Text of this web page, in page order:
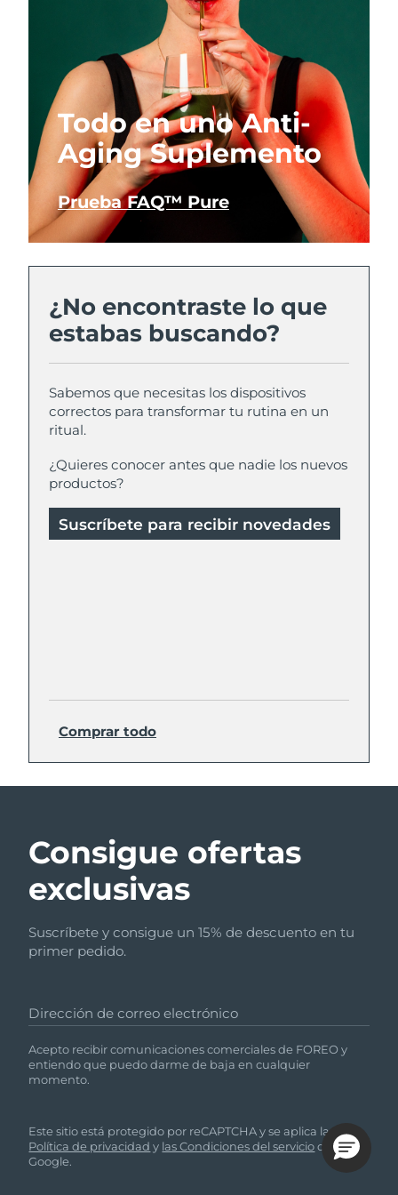
Todo en uno Anti-
Aging Suplemento
Prueba FAQ™ Pure
¿No encontraste lo que
estabas buscando?
Sabemos que necesitas los dispositivos
correctos para transformar tu rutina en un
ritual.
¿Quieres conocer antes que nadie los nuevos
productos?
Suscríbete para recibir novedades
Comprar todo
Consigue ofertas
exclusivas
Suscríbete y consigue un 15% de descuento en tu
primer pedido.
Dirección de correo electrónico
Acepto recibir comunicaciones comerciales de FOREO y
entiendo que puedo darme de baja en cualquier
momento.
Este sitio está protegido por reCAPTCHA y se aplica la
Política de privacidad y las Condiciones del serviciode
Google.